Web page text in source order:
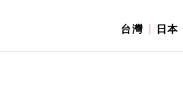
台灣 日本